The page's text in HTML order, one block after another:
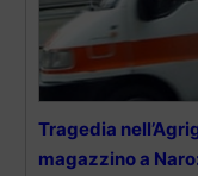
Tragedia
magazzino a